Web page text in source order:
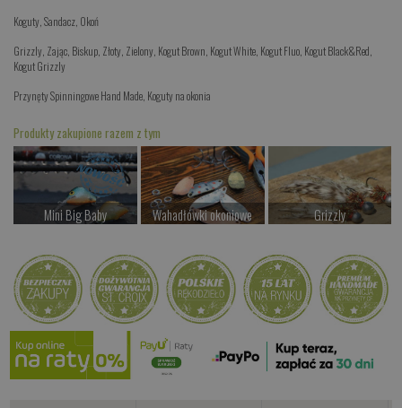
Koguty ,Sandacz Okoń
Grizzly Zając Biskup Złoty Zielony Kogut Brown Kogut White Kogut Fluo Kogut Black&Red
Kogut Grizzly
Przynęty Spinningowe Hand Made Koguty na okonia
Produkty zakupione razem z tym
Mini Big Baby
Kup teraz >
Wahadłówki okoniowe
Kup teraz >
Grizzly
Kup teraz >
Biskup
od 19.00 PLN
Kup teraz >